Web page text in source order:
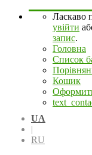
Ласкаво
увійти
запис.
Головна
Список
Кошик
UA
|
RU